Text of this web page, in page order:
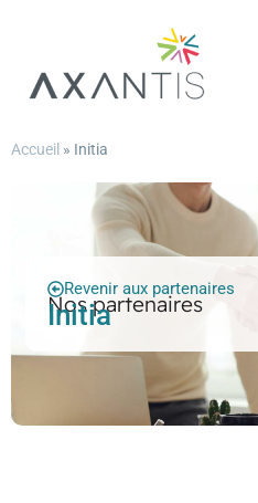
Accueil » Initia
Revenir aux partenaires
Nos partenaires
Initia